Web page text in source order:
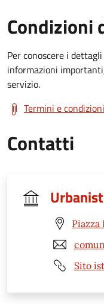
Condizioni
Per conoscere i
informazioni
servizio.
Termini e
Contatti
Piazza
Sito